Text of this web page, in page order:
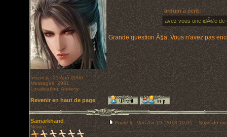
Inscrit le: 21 Aoû 2006
Messages: 2981
Localisation: Annecy
arduin a écrit:
avez vous une idÃ©e de
Grande question Ã§a. Vous n'avez pas
Revenir en haut de page
Samarkhand
Novice
Posté le: Ven Avr 19, 2013 19:01 Sujet du